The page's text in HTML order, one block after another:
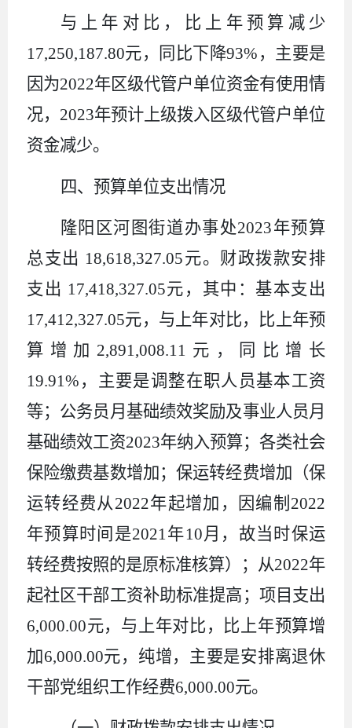
与上年对比，比上年预算减少
17,250,187.80元，同比下降93% ，主要是
因为2022年区级代管户单位资金有使用情
况， 2023年预计上级拨入区级代管户单位
资金减少。
四、 预算单位支出情况
隆阳区河图街道办事处2023年预算
总支出 18,618,327.05元。财政拨款安排
支出 17,418,327.05元，其中：基本支出
17,412,327.05元，与上年对比，比上年预
算增加 2,891,008.11 元，同比增长
19.91% ，主要是调整在职人员基本工资
等；公务员月基础绩效奖励及事业人员月
基础绩效工资2023年纳入预算；各类社会
保险缴费基数增加；保运转经费增加（保
运转经费从2022年起增加，因编制 2022
年预算时间是2021年10月，故当时保运
转经费按照的是原标准核算）；从2022年
起社区干部工资补助标准提高；项目支出
6,000.00元，与上年对比，比上年预算增
加6,000.00元，纯增，主要是安排离退休
干部党组织工作经费6,000.00元。